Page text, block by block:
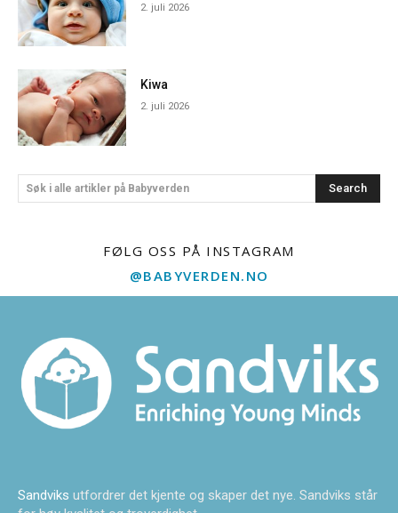
2. juli 2026
Kiwa
2. juli 2026
Søk i alle artikler på Babyverden Search
FØLG OSS PÅ INSTAGRAM
@BABYVERDEN.NO
Sandviks utfordrer det kjente og skaper det nye. Sandviks står